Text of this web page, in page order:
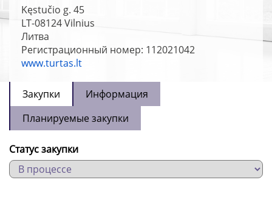
Kęstučio g. 45
LT-08124Vilnius
Литва
Регистрационный номер: 112021042
www.turtas.lt
Закупки
Информация
Планируемые закупки
Статус закупки